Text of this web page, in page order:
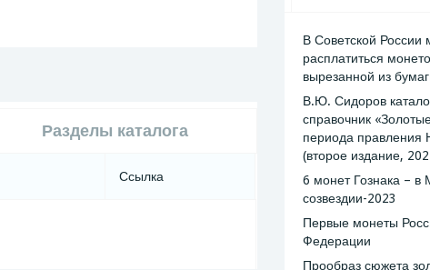
Разделы каталога
Ссылка
В Советской
расплатиться
вырезанной из
В.Ю. Сидоров
справочник
периода правления
(второе издание,
6 монет Гознака – в
созвездии-2023
Первые монеты
Федерации
Прообраз сюжета